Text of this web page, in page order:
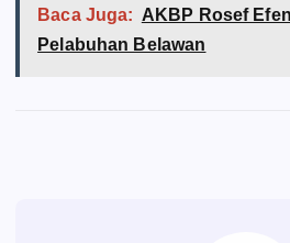
Baca Juga: AKBP Rosef
Pelabuhan Belawan